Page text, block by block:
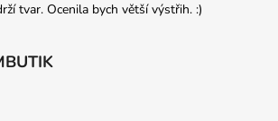
tvar. Ocenila bych větší výstřih. :)